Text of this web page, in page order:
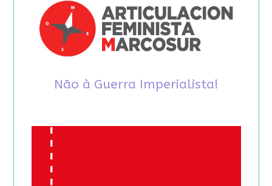
Não à Guerra Imperialista!